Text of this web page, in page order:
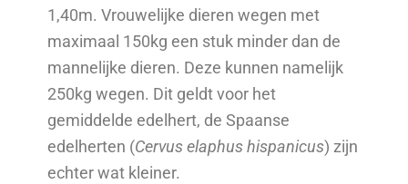
1,40m. Vrouwelijke dieren wegen met
maximaal 150kg een stuk minder dan de
mannelijke dieren. Deze kunnen namelijk
250kg wegen. Dit geldt voor het
gemiddelde edelhert, de Spaanse
edelherten (Cervus elaphus hispanicus) zijn
echter wat kleiner.